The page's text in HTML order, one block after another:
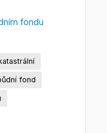
fondu
fond